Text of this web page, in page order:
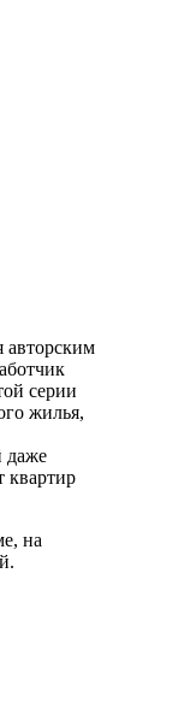
авторским
серии
жилья,
даже
квартир
на